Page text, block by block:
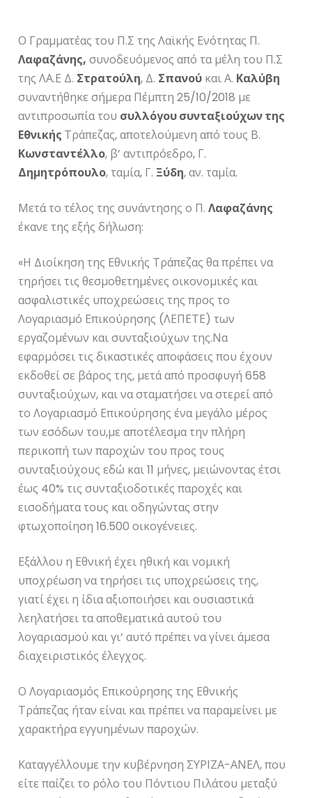
Ο Γραμματέας του Π.Σ της Λαϊκής Ενότητας Π.
Λαφαζάνης, συνοδευόμενος από τα μέλη του Π.Σ
της ΛΑ.Ε Δ. Στρατούλη, Δ. Σπανού και Α. Καλύβη
συναντήθηκε σήμερα Πέμπτη 25/10/2018 με
αντιπροσωπία του συλλόγου συνταξιούχων της
Εθνικής Τράπεζας, αποτελούμενη από τους Β.
Κωνσταντέλλο, β’ αντιπρόεδρο, Γ.
Δημητρόπουλο, ταμία, Γ. Ξύδη, αν. ταμία.
Μετά το τέλος της συνάντησης ο Π.Λαφαζάνης
έκανε της εξής δήλωση:
«Η Διοίκηση της Εθνικής Τράπεζας θα πρέπει να
τηρήσει τις θεσμοθετημένες οικονομικές και
ασφαλιστικές υποχρεώσεις της προς το
Λογαριασμό Επικούρησης (ΛΕΠΕΤΕ) των
εργαζομένων και συνταξιούχων της.Να
εφαρμόσει τις δικαστικές αποφάσεις που έχουν
εκδοθεί σε βάρος της, μετά από προσφυγή 658
συνταξιούχων, και να σταματήσει να στερεί από
το Λογαριασμό Επικούρησης ένα μεγάλο μέρος
των εσόδων του,με αποτέλεσμα την πλήρη
περικοπή των παροχών του προς τους
συνταξιούχους εδώ και 11 μήνες, μειώνοντας έτσι
έως 40% τις συνταξιοδοτικές παροχές και
εισοδήματα τους και οδηγώντας στην
φτωχοποίηση 16.500 οικογένειες.
Εξάλλου η Εθνική έχει ηθική και νομική
υποχρέωση να τηρήσει τις υποχρεώσεις της,
γιατί έχει η ίδια αξιοποιήσει και ουσιαστικά
λεηλατήσει τα αποθεματικά αυτού του
λογαριασμού και γι’ αυτό πρέπει να γίνει άμεσα
διαχειριστικός έλεγχος.
Ο Λογαριασμός Επικούρησης της Εθνικής
Τράπεζας ήταν είναι και πρέπει να παραμείνει με
χαρακτήρα εγγυημένων παροχών.
Καταγγέλλουμε την κυβέρνηση ΣΥΡΙΖΑ-ΑΝΕΛ, που
είτε παίζει το ρόλο του Πόντιου Πιλάτου μεταξύ